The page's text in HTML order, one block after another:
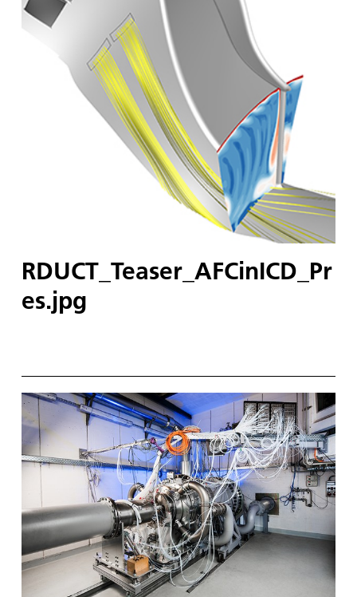
RDUCT_Teaser_AFCinICD_Pr
es.jpg